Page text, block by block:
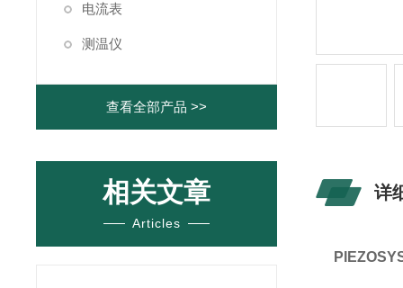
电流表
测温仪
查看全部产品 >>
相关文章
Articles
详